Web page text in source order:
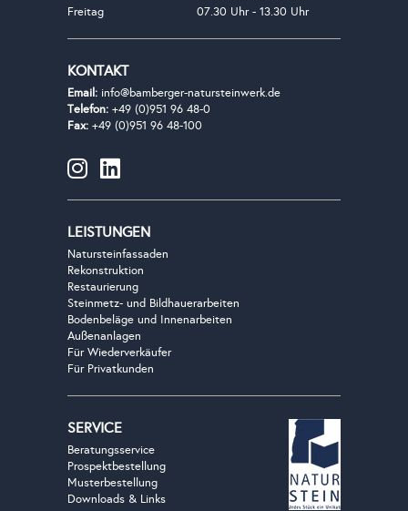
Freitag
07.30 Uhr - 13.30 Uhr
KONTAKT
Email: info@bamberger-natursteinwerk.de
Telefon: +49 (0)951 96 48-0
Fax: +49 (0)951 96 48-100
LEISTUNGEN
Natursteinfassaden
Rekonstruktion
Restaurierung
Steinmetz- und Bildhauerarbeiten
Bodenbeläge und Innenarbeiten
Außenanlagen
Für Wiederverkäufer
Für Privatkunden
SERVICE
Beratungsservice
Prospektbestellung
Musterbestellung
Downloads & Links